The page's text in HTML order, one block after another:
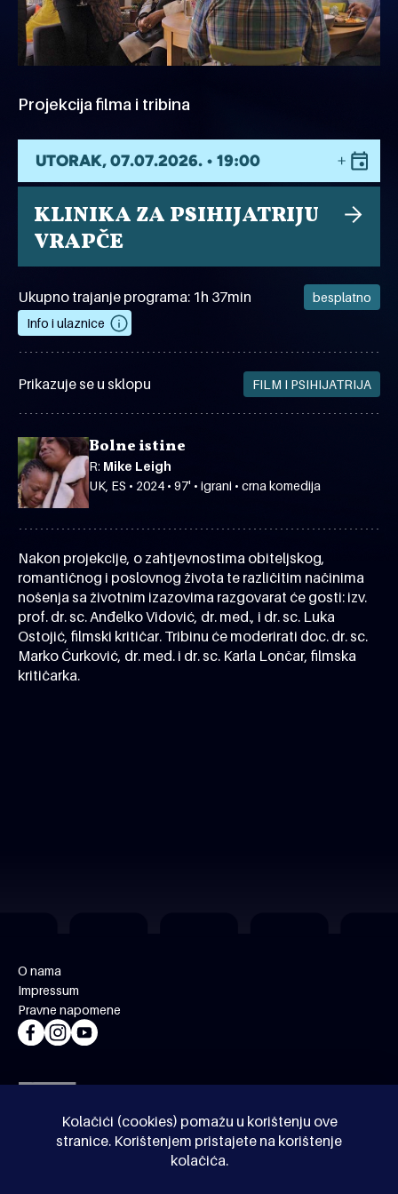
Kolačići (cookies) pomažu u korištenju ove
stranice. Korištenjem pristajete na korištenje
kolačića.
Projekcija filma i tribina
UTORAK, 07.07.2026. • 19:00
KLINIKA ZA PSIHIJATRIJU
VRAPČE
Ukupno trajanje programa: 1h 37min
besplatno
Info i ulaznice
Prikazuje se u sklopu FILM I PSIHIJATRIJA
Bolne istine
R: Mike Leigh
UK, ES • 2024 • 97' • igrani • crna komedija
Nakon projekcije, o zahtjevnostima obiteljskog,
romantičnog i poslovnog života te različitim načinima
nošenja sa životnim izazovima razgovarat će gosti: izv.
prof. dr. sc. Anđelko Vidović, dr. med., i dr. sc. Luka
Ostojić, filmski kritičar. Tribinu će moderirati doc. dr. sc.
Marko Ćurković, dr. med. i dr. sc. Karla Lončar, filmska
kritičarka.
O nama
Impressum
Pravne napomene